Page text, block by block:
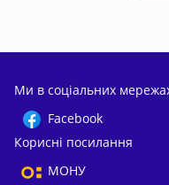
Ми в соціальних
Facebook
Корисні посилання
МОНУ